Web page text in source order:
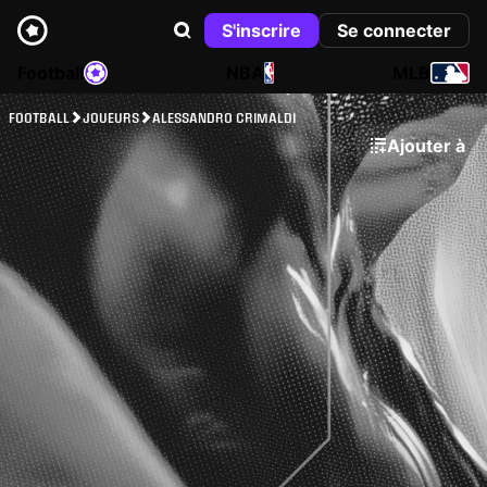
S'inscrire
Se connecter
NBA
FOOTBALL JOUEURS ALESSANDRO CRIMALDI
Ajouter à